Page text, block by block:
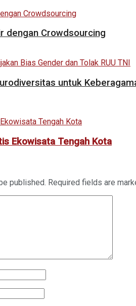
dengan Crowdsourcing
untuk
Ekowisata Tengah Kota
published. Required fields are